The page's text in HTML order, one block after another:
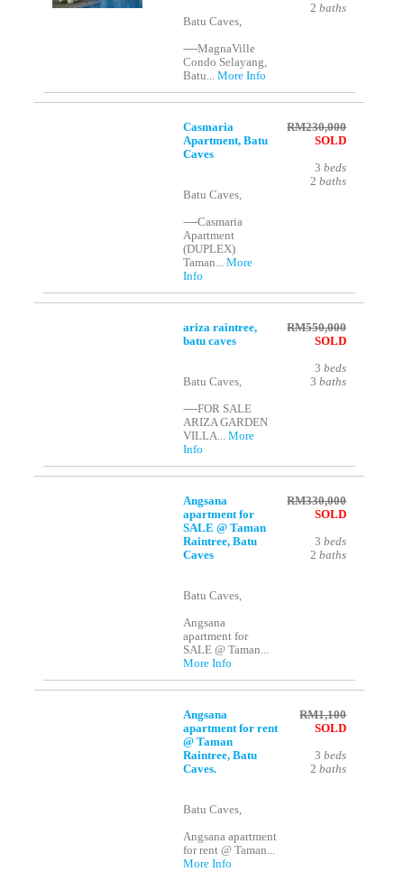
Batu Caves,
----MagnaVille
Condo Selayang,
Batu...More Info
2 baths
Casmaria
Apartment, Batu
Caves
Batu Caves,
----Casmaria
Apartment
(DUPLEX)
Taman...More
Info
RM230,000
SOLD
3 beds
2 baths
ariza raintree,
batu caves
Batu Caves,
----FOR SALE
ARIZA GARDEN
VILLA...More
Info
RM550,000
SOLD
3 beds
3 baths
Angsana
apartment for
SALE @ Taman
Raintree, Batu
Caves
Batu Caves,
Angsana
apartment for
SALE @ Taman...
More Info
RM330,000
SOLD
3 beds
2 baths
Angsana
apartment for rent
@ Taman
Raintree, Batu
Caves.
Batu Caves,
Angsana apartment
for rent @ Taman...
More Info
RM1,100
SOLD
3 beds
2 baths